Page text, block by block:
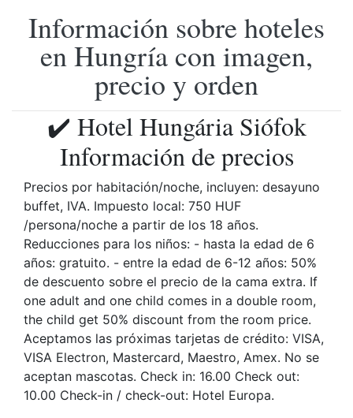
Información sobre hoteles
en Hungría con imagen,
precio y orden
✔️ Hotel Hungária Siófok
Información de precios
Precios por habitación/noche, incluyen: desayuno
buffet, IVA. Impuesto local: 750 HUF
/persona/noche a partir de los 18 años.
Reducciones para los niños: - hasta la edad de 6
años: gratuito. - entre la edad de 6-12 años: 50%
de descuento sobre el precio de la cama extra. If
one adult and one child comes in a double room,
the child get 50% discount from the room price.
Aceptamos las próximas tarjetas de crédito: VISA,
VISA Electron, Mastercard, Maestro, Amex. No se
aceptan mascotas. Check in: 16.00 Check out:
10.00 Check-in / check-out: Hotel Europa.